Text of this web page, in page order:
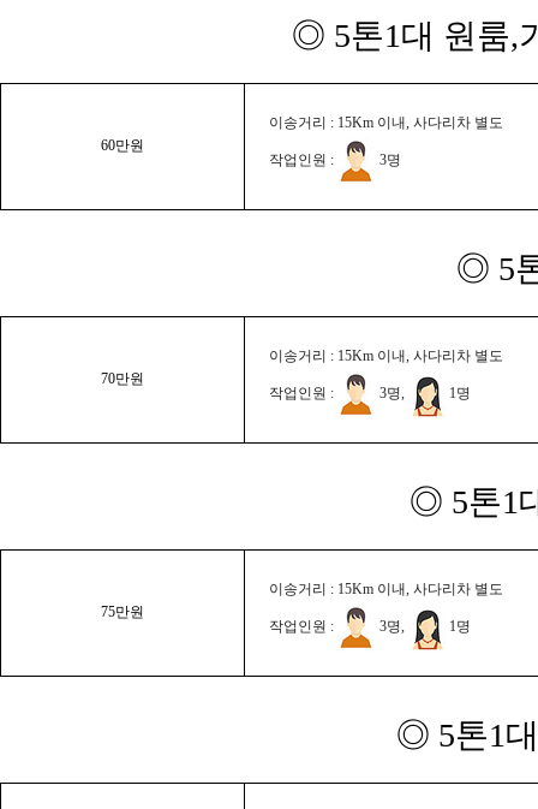
◎ 5톤1대 원룸,
60만원
이송거리 : 15Km 이내, 사다리차 별도
작업인원 : 3명
◎ 5
70만원
이송거리 : 15Km 이내, 사다리차 별도
작업인원 : 3명, 1명
◎ 5톤1
75만원
이송거리 : 15Km 이내, 사다리차 별도
작업인원 : 3명, 1명
◎ 5톤1